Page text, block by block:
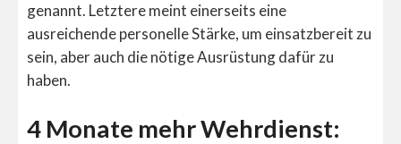
genannt. Letztere meint einerseits eine
ausreichende personelle Stärke, um einsatzbereit zu
sein, aber auch die nötige Ausrüstung dafür zu
haben.
4 Monate mehr Wehrdienst: